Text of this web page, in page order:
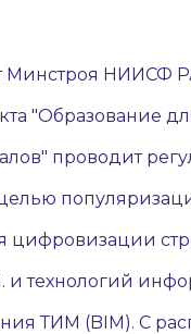
Минстроя НИИСФ
"Образование
проводит
цифровизации
и технологий
ТИМ (BIM). С